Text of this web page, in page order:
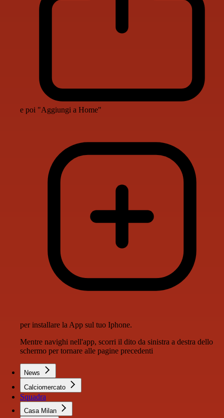
e poi "Aggiungi a Home"
per installare la App sul tuo Iphone.
Mentre navighi nell'app, scorri il dito da sinistra a destra dello
schermo per tornare alle pagine precedenti
News
Calciomercato
Squadra
Casa Milan